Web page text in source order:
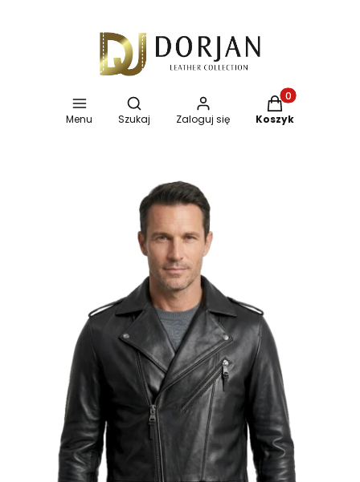
Menu
Otwórz wyszukiwarkę
Szukaj Zaloguj się
Produkty w
Koszyk